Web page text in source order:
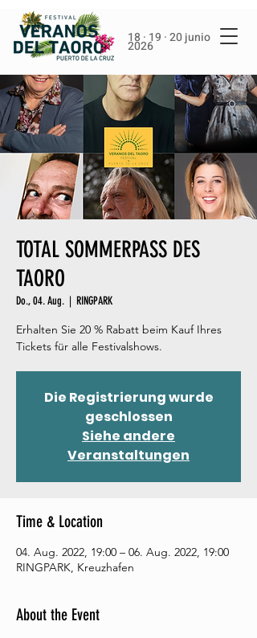
18 · 19 · 20 junio
2026
TOTAL SOMMERPASS DES
TAORO
Do., 04. Aug.
  |
RINGPARK
Erhalten Sie 20 % Rabatt beim Kauf Ihres
Tickets für alle Festivalshows.
Die Registrierung wurde
geschlossen
Siehe andere
Veranstaltungen
Time & Location
04. Aug. 2022, 19:00 – 06. Aug. 2022, 19:00
RINGPARK, Kreuzhafen
About the Event